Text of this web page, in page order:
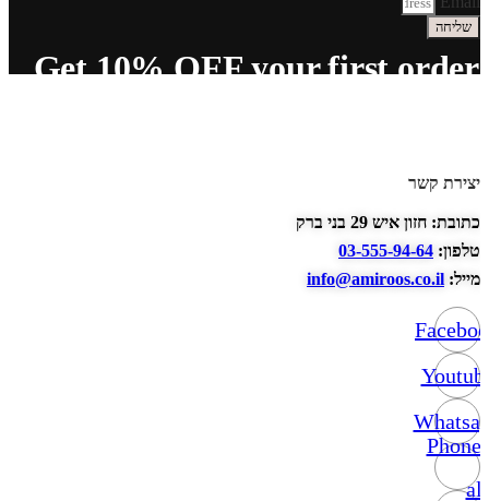
שליחה
Get 10% OFF your first order
יצירת קשר
כתובת: חזון איש 29 בני ברק
טלפון: 03-555-94-64
מייל: info@amiroos.co.il
Phone-
alt